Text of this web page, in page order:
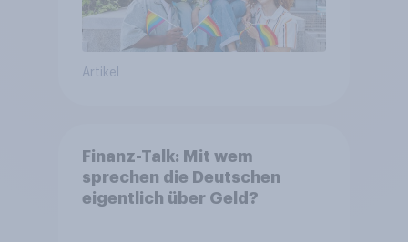
Artikel
Finanz-Talk: Mit wem
sprechen die Deutschen
eigentlich über Geld?